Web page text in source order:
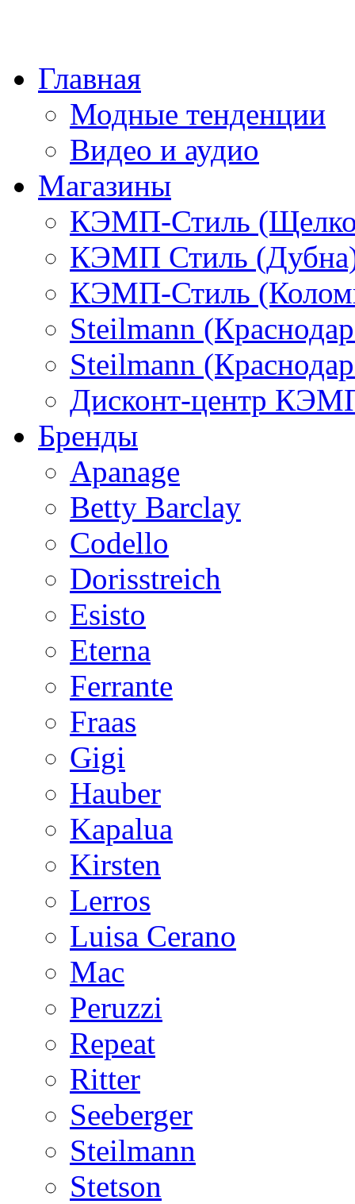
Главная
Модные тенденции
Видео и аудио
Магазины
КЭМП-Стиль
КЭМП Стиль
КЭМП-Стиль
Steilmann
Steilmann
Дисконт-центр
Бренды
Apanage
Betty Barclay
Codello
Dorisstreich
Esisto
Eterna
Ferrante
Fraas
Gigi
Hauber
Kapalua
Kirsten
Lerros
Luisa Cerano
Mac
Peruzzi
Repeat
Ritter
Seeberger
Steilmann
Stetson